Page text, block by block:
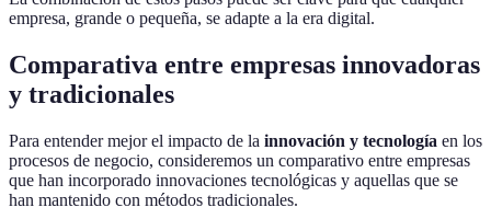
empresa, grande o pequeña, se adapte a la era digital.
Comparativa entre empresas innovadoras
y tradicionales
Para entender mejor el impacto de la innovación y tecnología en los
procesos de negocio, consideremos un comparativo entre empresas
que han incorporado innovaciones tecnológicas y aquellas que se
han mantenido con métodos tradicionales.